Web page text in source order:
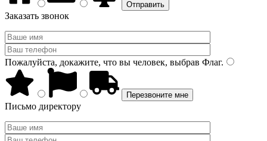
Заказать звонок
Пожалуйста, докажите, что вы человек, выбрав Флаг.
Письмо директору